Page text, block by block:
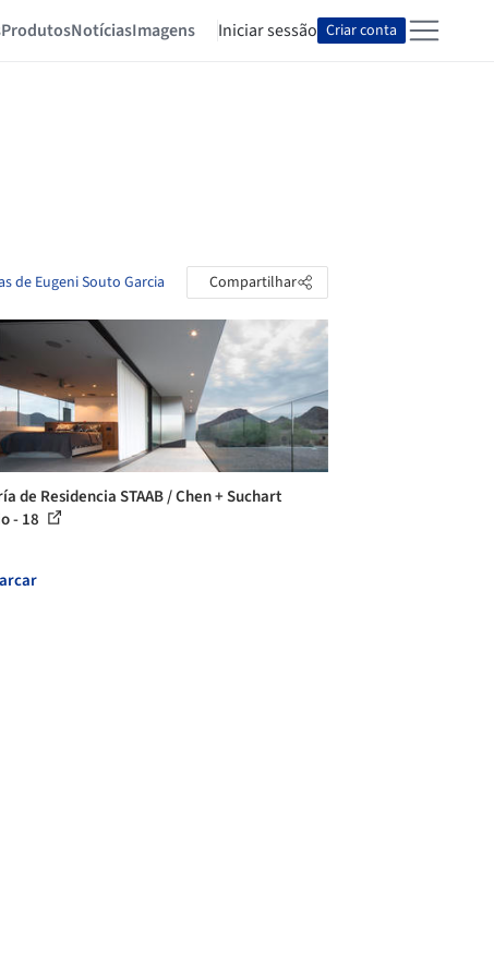
ProdutosNotíciasImagens Iniciar sessão Criar conta
de Eugeni Souto Garcia Compartilhar
de Residencia STAAB / Chen + Suchart
- 18